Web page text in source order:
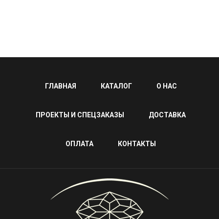
ГЛАВНАЯ КАТАЛОГ О НАС
ПРОЕКТЫ И СПЕЦЗАКАЗЫ ДОСТАВКА
ОПЛАТА КОНТАКТЫ